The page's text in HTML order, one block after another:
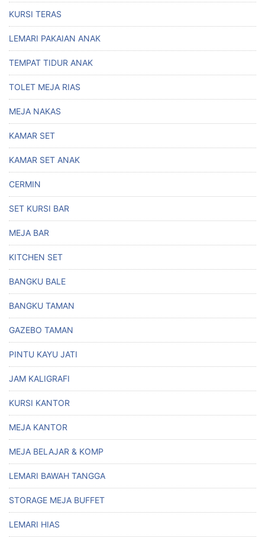
KURSI TERAS
LEMARI PAKAIAN ANAK
TEMPAT TIDUR ANAK
TOLET MEJA RIAS
MEJA NAKAS
KAMAR SET
KAMAR SET ANAK
CERMIN
SET KURSI BAR
MEJA BAR
KITCHEN SET
BANGKU BALE
BANGKU TAMAN
GAZEBO TAMAN
PINTU KAYU JATI
JAM KALIGRAFI
KURSI KANTOR
MEJA KANTOR
MEJA BELAJAR & KOMP
LEMARI BAWAH TANGGA
STORAGE MEJA BUFFET
LEMARI HIAS